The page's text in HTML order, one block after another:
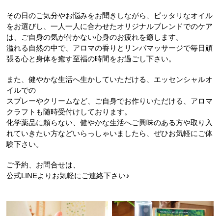
その日のご気分やお悩みをお聞きしながら、ピッタリなオイル
をお選びし、一人一人に合わせたオリジナルブレンドでのケア
は、ご自身の気が付かない心身のお疲れを癒します。
溢れる自然の中で、アロマの香りとリンパマッサージで毎日頑
張る心と身体を癒す至福の時間をお過ごし下さい。
また、健やかな生活へ生かしていただける、エッセンシャルオ
イルでの
スプレーやクリームなど、ご自身でお作りいただける、アロマ
クラフトも随時受付けしております。
化学薬品に頼らない、健やかな生活へご興味のある方や取り入
れていきたい方などいらっしゃいましたら、ぜひお気軽にご体
験下さい。
ご予約、お問合せは、
公式LINEよりお気軽にご連絡下さい♪